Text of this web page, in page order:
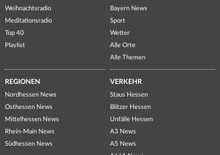
Weihnachtsradio
Meditationsradio
Top 40
Playlist
Bayern News
Sport
Wetter
Alle Orte
Alle Themen
REGIONEN
Nordhessen News
Osthessen News
Mittelhessen News
Rhein-Main News
Südhessen News
VERKEHR
Staus Hessen
Blitzer Hessen
Unfälle Hessen
A3 News
A5 News